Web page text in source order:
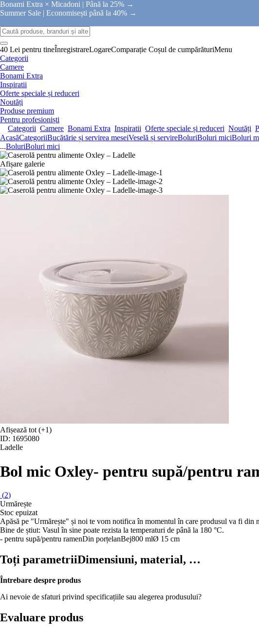
Bonami Extra × Micadoni | Până la 25% →
Summer Sale | Economisești până la 40% →
40 Lei pentru tineÎnregistrareLogareComparație Coșul de cumpărăturiMenu
Categorii
Camere
Bonami Extra
Inspiratii
Oferte speciale și reduceri
Noutăți
Produse premium
Pentru profesioniști
Categorii Camere Bonami Extra Inspiratii Oferte speciale și reduceri Noutăți
AcasăCategoriiBucătărie și servirea meseiVeselă și servireBoluriBoluri miciBoluri
...BoluriBoluri mici
Afișare galerie
Afișează tot (+1)
ID: 1695080
Ladelle
Bol mic Oxley- pentru supă/pentru
(2)
Urmărește
Stoc epuizat
Apăsă pe "Urmărește" și noi te vom notifica în momentul în care produsul va fi din
Bine de știut: Vasul în sine poate rezista la temperaturi de până la 180 °C.
- pentru supă/pentru ramenDin porțelanBej800 mlØ 15 cm
Toți parametriiDimensiuni, material, …
Întrebare despre produs
Ai nevoie de sfaturi privind specificațiile sau alegerea produsului?
Evaluare produs